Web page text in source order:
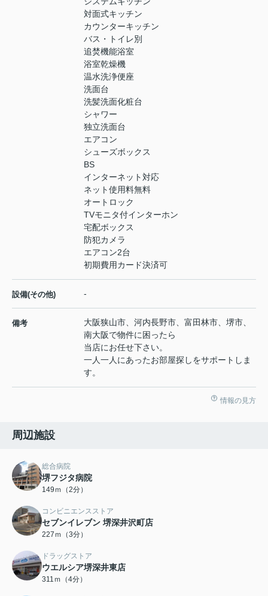
対面式キッチン
カウンターキッチン
バス・トイレ別
追焚機能浴室
浴室乾燥機
温水洗浄便座
洗面台
洗髪洗面化粧台
シャワー
独立洗面台
エアコン
シューズボックス
BS
インターネット対応
ネット使用料無料
オートロック
TVモニタ付インターホン
宅配ボックス
防犯カメラ
エアコン2台
初期費用カード決済可
設備(その他) -
備考
大阪狭山市、河内長野市、富田林市、堺市、
南大阪で物件に困ったら
当店にお任せ下さい。
一人一人にあったお部屋探しをサポートしま
す。
情報の見方
周辺施設
総合病院
堺フジタ病院
149ｍ（2分）
コンビニエンスストア
セブンイレブン 堺深井沢町店
227ｍ（3分）
ドラッグストア
ウエルシア堺深井東店
311ｍ（4分）